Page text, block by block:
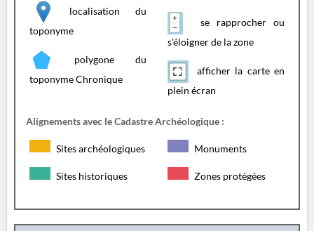
localisation du
toponyme
polygone du
toponyme Chronique
se rapprocher ou
s'éloigner de la zone
afficher la carte en
plein écran
Alignements avec le Cadastre Archéologique :
Sites archéologiques Monuments
Sites historiques Zones protégées